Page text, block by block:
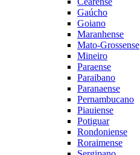
Gaúcho
Goiano
Maranhense
Mato-Grossense
Mineiro
Paraense
Paraibano
Paranaense
Pernambucano
Piauiense
Potiguar
Rondoniense
Roraimense